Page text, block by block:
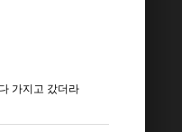
가지고 갔더라